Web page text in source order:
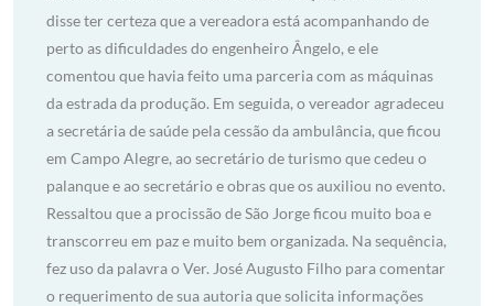
disse ter certeza que a vereadora está acompanhando de
perto as dificuldades do engenheiro Ângelo, e ele
comentou que havia feito uma parceria com as máquinas
da estrada da produção. Em seguida, o vereador agradeceu
a secretária de saúde pela cessão da ambulância, que ficou
em Campo Alegre, ao secretário de turismo que cedeu o
palanque e ao secretário e obras que os auxiliou no evento.
Ressaltou que a procissão de São Jorge ficou muito boa e
transcorreu em paz e muito bem organizada. Na sequência,
fez uso da palavra o Ver. José Augusto Filho para comentar
o requerimento de sua autoria que solicita informações